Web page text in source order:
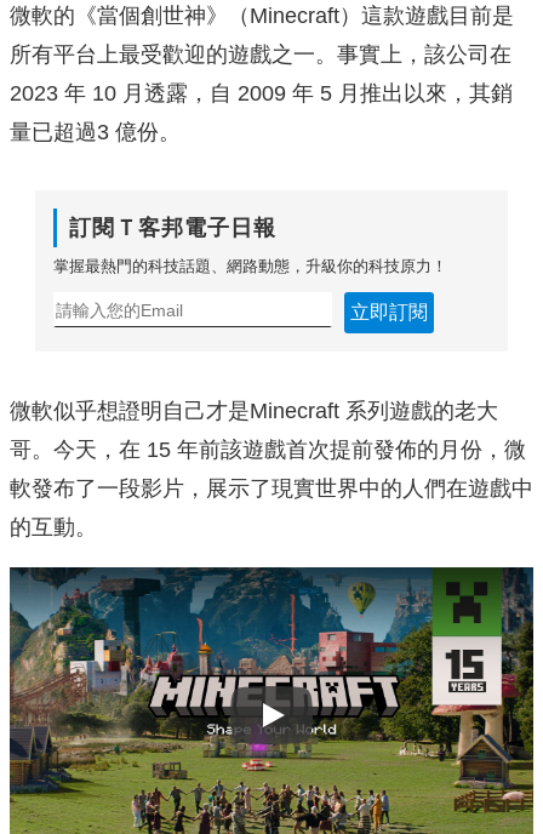
微軟的《當個創世神》（Minecraft）這款遊戲目前是
所有平台上最受歡迎的遊戲之一。事實上，該公司在
2023 年 10 月透露，自 2009 年 5 月推出以來，其銷
量已超過3 億份。
訂閱Ｔ客邦電子日報
掌握最熱門的科技話題、網路動態，升級你的科技原力！
立即訂閱
微軟似乎想證明自己才是Minecraft 系列遊戲的老大
哥。今天，在 15 年前該遊戲首次提前發佈的月份，微
軟發布了一段影片，展示了現實世界中的人們在遊戲中
的互動。
Play